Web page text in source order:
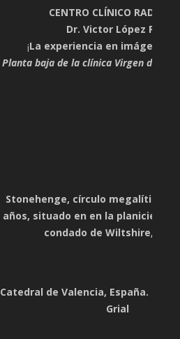
CENTRO CLÍNICO
Dr. Victor López
¡La experiencia en imágenes
Planta baja de la clínica Virgen de
Stonehenge, círculo megalítico de
años, situado en en la planicie de
condado de Wiltshire,
Catedral de Valencia, España.
Grial